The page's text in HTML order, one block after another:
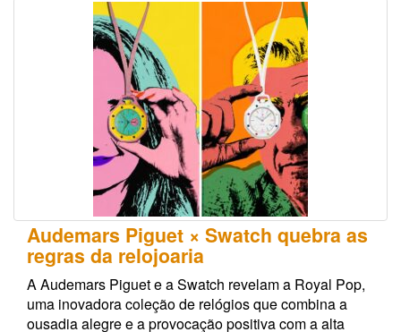
Audemars Piguet × Swatch quebra as
regras da relojoaria
A Audemars Piguet e a Swatch revelam a Royal Pop,
uma inovadora coleção de relógios que combina a
ousadia alegre e a provocação positiva com a alta